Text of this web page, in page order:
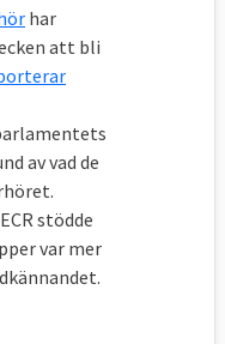
har
att bli
av vad de
stödde
var mer